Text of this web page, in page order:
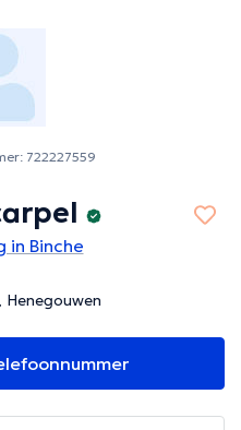
722227559
in Binche
Henegouwen